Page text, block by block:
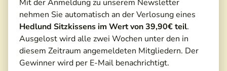
Mit der Anmeldung zu unserem Newsletter
nehmen Sie automatisch an der Verlosung eines
Hedlund Sitzkissens im Wert von 39,90€ teil.
Ausgelost wird alle zwei Wochen unter den in
diesem Zeitraum angemeldeten Mitgliedern. Der
Gewinner wird per E-Mail benachrichtigt.